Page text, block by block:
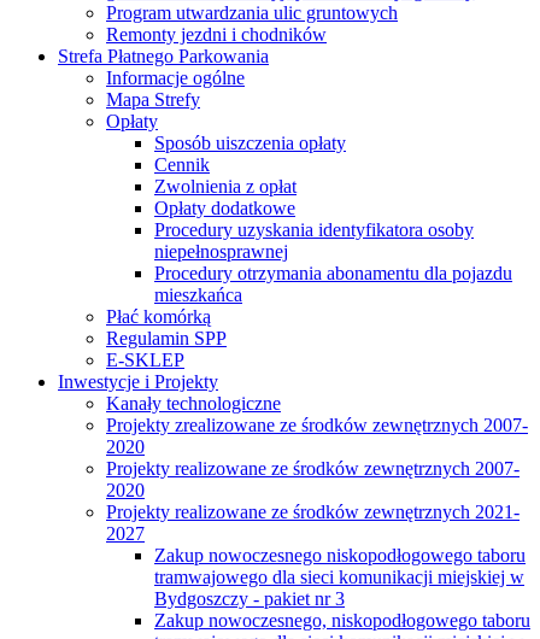
Program utwardzania ulic gruntowych
Remonty jezdni i chodników
Strefa Płatnego Parkowania
Informacje ogólne
Mapa Strefy
Opłaty
Sposób uiszczenia opłaty
Cennik
Zwolnienia z opłat
Opłaty dodatkowe
Procedury uzyskania identyfikatora osoby
niepełnosprawnej
Procedury otrzymania abonamentu dla pojazdu
mieszkańca
Płać komórką
Regulamin SPP
E-SKLEP
Inwestycje i Projekty
Kanały technologiczne
Projekty zrealizowane ze środków zewnętrznych 2007-
2020
Projekty realizowane ze środków zewnętrznych 2007-
2020
Projekty realizowane ze środków zewnętrznych 2021-
2027
Zakup nowoczesnego niskopodłogowego taboru
tramwajowego dla sieci komunikacji miejskiej w
Bydgoszczy - pakiet nr 3
Zakup nowoczesnego, niskopodłogowego taboru